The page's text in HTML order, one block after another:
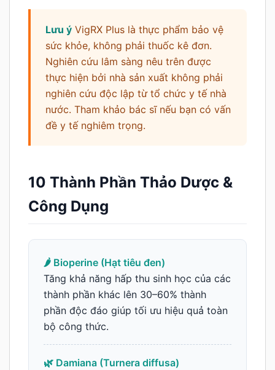
Lưu ý VigRX Plus là thực phẩm bảo vệ
sức khỏe, không phải thuốc kê đơn.
Nghiên cứu lâm sàng nêu trên được
thực hiện bởi nhà sản xuất không phải
nghiên cứu độc lập từ tổ chức y tế nhà
nước. Tham khảo bác sĩ nếu bạn có vấn
đề y tế nghiêm trọng.
10 Thành Phần Thảo Dược &
Công Dụng
🌶️ Bioperine (Hạt tiêu đen)
Tăng khả năng hấp thu sinh học của các
thành phần khác lên 30–60% thành
phần độc đáo giúp tối ưu hiệu quả toàn
bộ công thức.
🌿 Damiana (Turnera diffusa)